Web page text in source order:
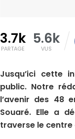
3.7k
PARTAGE
5.6k
VUS
Jusqu’ici cette
public. Notre
l’avenir des 48
Souaré. Elle a
traverse le